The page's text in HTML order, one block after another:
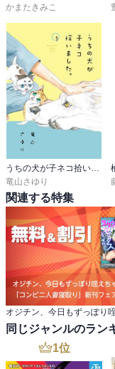
かまたきみこ
竜山さゆり
関連する特集
同じジャンルのラン
1位